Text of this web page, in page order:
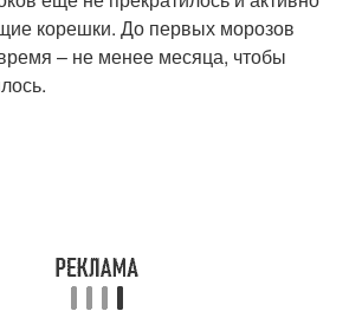
корешки. До первых морозов
– не менее месяца, чтобы